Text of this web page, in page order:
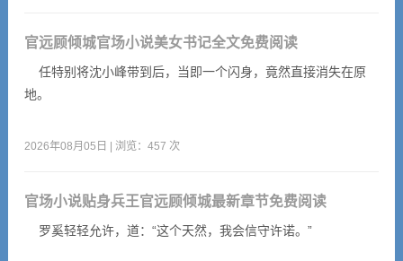
官远顾倾城官场小说美女书记全文免费阅读
任特别将沈小峰带到后，当即一个闪身，竟然直接消失在原
地。
2026年08月05日 | 浏览：457 次
官场小说贴身兵王官远顾倾城最新章节免费阅读
罗奚轻轻允许，道：“这个天然，我会信守许诺。”